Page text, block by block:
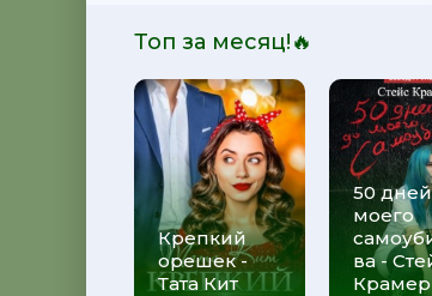
Топ за месяц!🔥
Крепкий
орешек -
Тата Кит
50
моего
ва -
Крамер
или История про кота, который научил